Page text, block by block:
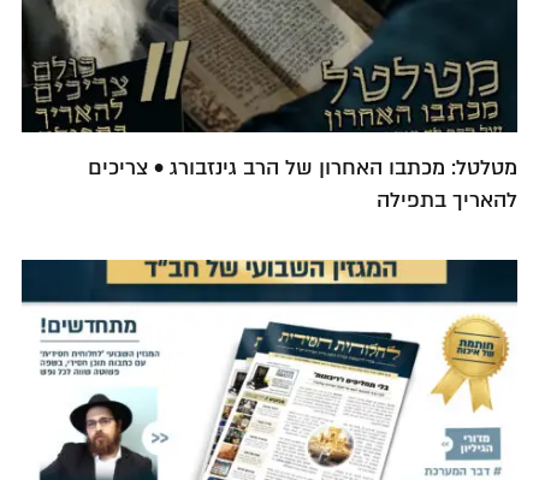
מטלטל: מכתבו האחרון של הרב גינזבורג • צריכים
להאריך בתפילה